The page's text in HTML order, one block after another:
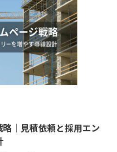
｜見積依頼と採用エン